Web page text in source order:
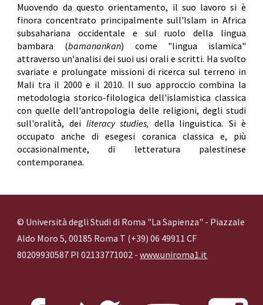
Muovendo da questo orientamento, il suo lavoro si è
finora concentrato principalmente sull'Islam in Africa
subsahariana occidentale e sul ruolo della lingua
bambara (bamanankan) come "lingua islamica"
attraverso un'analisi dei suoi usi orali e scritti. Ha svolto
svariate e prolungate missioni di ricerca sul terreno in
Mali tra il 2000 e il 2010. Il suo approccio combina la
metodologia storico-filologica dell'islamistica classica
con quelle dell'antropologia delle religioni, degli studi
sull'oralità, dei literacy studies, della linguistica. Si è
occupato anche di esegesi coranica classica e, più
occasionalmente, di letteratura palestinese
contemporanea.
© Università degli Studi di Roma "La Sapienza" - Piazzale
Aldo Moro 5, 00185 Roma T (+39) 06 49911 CF
80209930587 PI 02133771002 -www.uniroma1.it